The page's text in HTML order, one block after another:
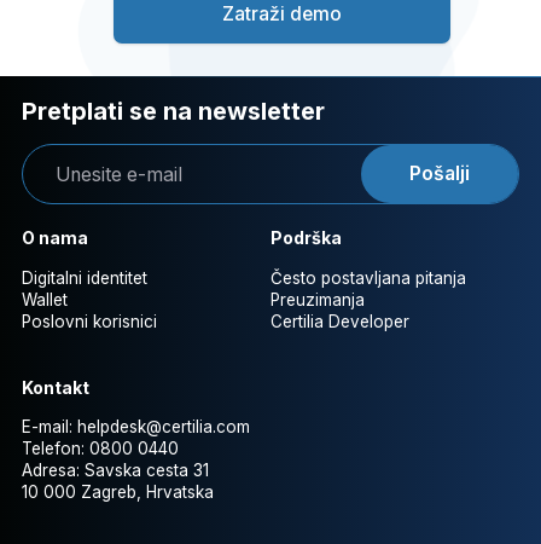
Zatraži demo
O nama
Digitalni identitet
Wallet
Poslovni korisnici
Podrška
Često postavljana pitanja
Preuzimanja
Certilia Developer
Kontakt
E-mail: helpdesk@certilia.com
Telefon: 0800 0440
Adresa: Savska cesta 31
10 000 Zagreb, Hrvatska
Pretplati se na newsletter
Pošalji